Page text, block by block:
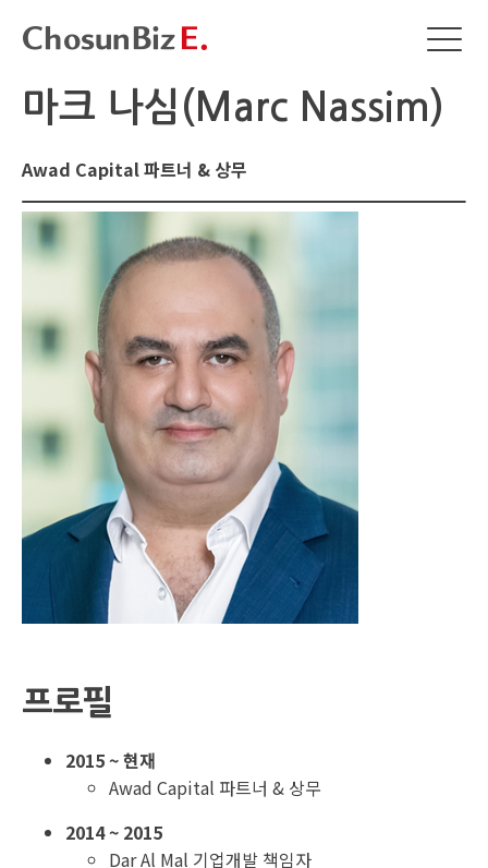
마크 나심(Marc Nassim)
Awad Capital 파트너 & 상무
프로필
2015 ~ 현재
Awad Capital 파트너 & 상무
2014 ~ 2015
Dar Al Mal 기업개발 책임자